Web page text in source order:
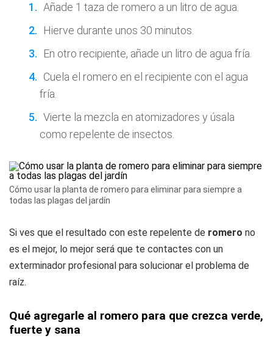
Añade 1 taza de romero a un litro de agua.
Hierve durante unos 30 minutos.
En otro recipiente, añade un litro de agua fría.
Cuela el romero en el recipiente con el agua
fría.
Vierte la mezcla en atomizadores y úsala
como repelente de insectos.
Cómo usar la planta de romero para eliminar para siempre a
todas las plagas del jardín
Si ves que el resultado con este repelente de romero no
es el mejor, lo mejor será que te contactes con un
exterminador profesional para solucionar el problema de
raíz.
Qué agregarle al romero para que crezca verde,
fuerte y sana